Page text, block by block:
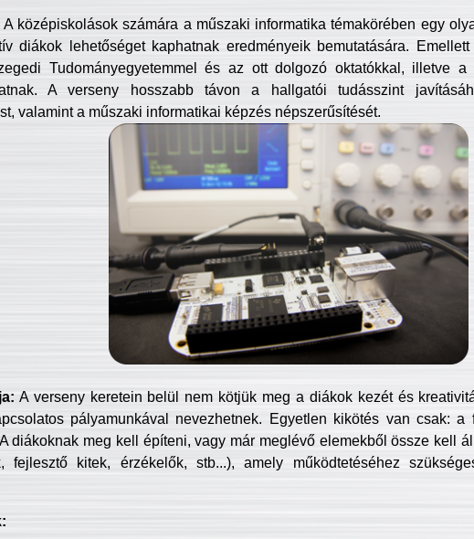
A középiskolások számára a műszaki informatika témakörében egy
diákok lehetőséget kaphatnak eredményeik bemutatására.
Tudományegyetemmel és az ott dolgozó oktatókkal, illetve
A verseny hosszabb távon a hallgatói tudásszint
valamint a műszaki informatikai képzés népszerűsítését.
A verseny keretein belül nem kötjük meg a diákok kezét és
pályamunkával nevezhetnek. Egyetlen kikötés van csak: a
diákoknak meg kell építeni, vagy már meglévő elemekből össze kell
fejlesztő kitek, érzékelők, stb...), amely működtetéséhez